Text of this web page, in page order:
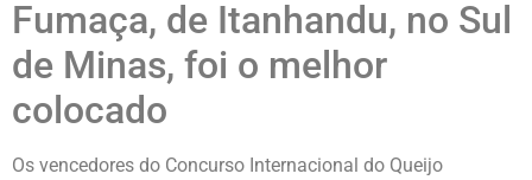
Fumaça, de Itanhandu, no Sul
de Minas, foi o melhor
colocado
Os vencedores do Concurso Internacional do Queijo